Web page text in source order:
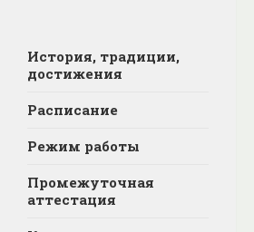
История, традиции,
достижения
Расписание
Режим работы
Промежуточная
аттестация